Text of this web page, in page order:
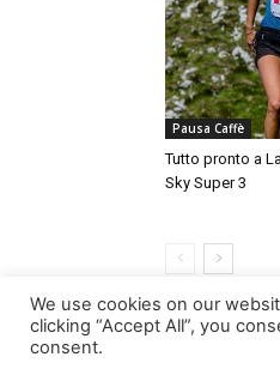
Pausa Caffè
Tutto pronto a
Sky Super 3
We use cookies on our
clicking “Accept All”, you
consent.